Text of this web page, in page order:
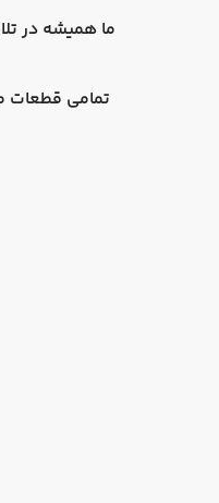
ما همیشه در
تمامی قطعات